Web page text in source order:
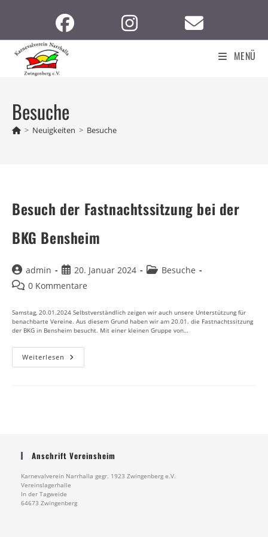
MENÜ
Besuche
> Neuigkeiten > Besuche
Besuch der Fastnachtssitzung bei der
BKG Bensheim
Beitrags-
Autor:
admin
Beitrag
veröffentlicht:
20. Januar 2024
Beitrags-
Besuche
Beitrags-
0 Kommentare
Samstag, 20.01.2024 Selbstverständlich zeigen wir auch unsere Unterstützung für
benachbarte Vereine. Aus diesem Grund haben wir am 20.01. die Fastnachtssitzung
der BKG in Bensheim besucht. Mit einer kleinen Gruppe von…
Weiterlesen Besuch
Der
Anschrift Vereinsheim
Karnevalverein Narrhalla gegr. 1923 Zwingenberg e.V.
Vereinslagerhalle
In der Tagweide
64673 Zwingenberg